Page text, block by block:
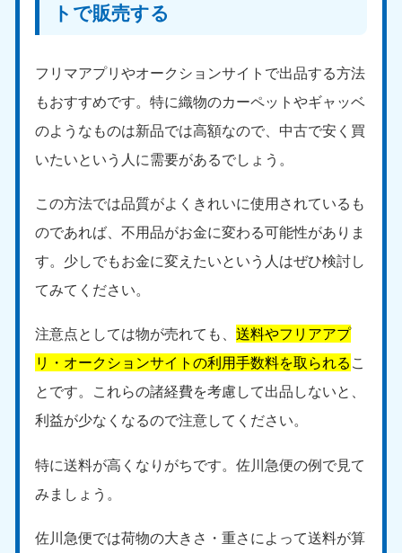
トで販売する
フリマアプリやオークションサイトで出品する方法
もおすすめです。特に織物のカーペットやギャッベ
のようなものは新品では高額なので、中古で安く買
いたいという人に需要があるでしょう。
この方法では品質がよくきれいに使用されているも
のであれば、不用品がお金に変わる可能性がありま
す。少しでもお金に変えたいという人はぜひ検討し
てみてください。
注意点としては物が売れても、送料やフリアアプ
リ・オークションサイトの利用手数料を取られる こ
とです。これらの諸経費を考慮して出品しないと、
利益が少なくなるので注意してください。
特に送料が高くなりがちです。佐川急便の例で見て
みましょう。
佐川急便では荷物の大きさ・重さによって送料が算